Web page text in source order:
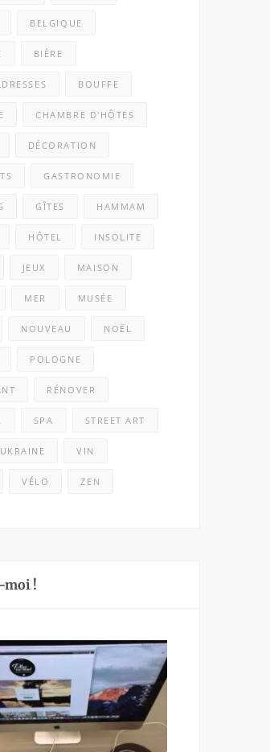
BELGIQUE
BIÈRE
BOUFFE
CHAMBRE D'HÔTES
DÉCORATION
GASTRONOMIE
GÎTES HAMMAM
HÔTEL INSOLITE
JEUX MAISON
MER MUSÉE
NOUVEAU NOËL
POLOGNE
RÉNOVER
SPA STREET ART
UKRAINE VIN
VÉLO ZEN
moi !